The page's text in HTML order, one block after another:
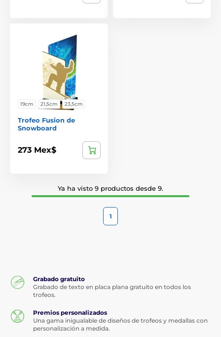
19cm 21,5cm 23,5cm
Trofeo Fusion de
Snowboard
273 Mex$
Ya ha visto 9 productos desde 9.
1
Grabado gratuito
Grabado de texto en placa plana gratuito en todos los
trofeos.
Premios personalizados
Una gama inigualable de diseños de trofeos y medallas con
personalización a medida.